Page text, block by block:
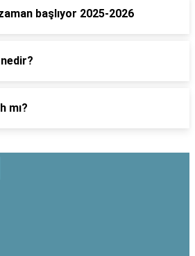
başlıyor 2025-2026
mı?